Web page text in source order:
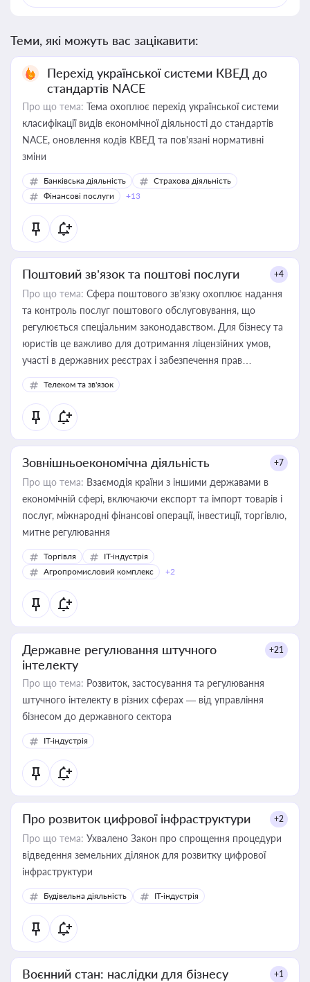
Теми, які можуть вас зацікавити:
Перехід української системи КВЕД до
стандартів NACE
Про що тема: Тема охоплює перехід української системи
класифікації видів економічної діяльності до стандартів
NACE, оновлення кодів КВЕД та пов'язані нормативні
зміни
Банківська діяльність
Страхова діяльність
Фінансові послуги
+13
Поштовий зв’язок та поштові послуги +4
Про що тема: Сфера поштового зв’язку охоплює надання
та контроль послуг поштового обслуговування, що
регулюється спеціальним законодавством. Для бізнесу та
юристів це важливо для дотримання ліцензійних умов,
участі в державних реєстрах і забезпечення прав
споживачів.
Телеком та зв'язок
Зовнішньоекономічна діяльність +7
Про що тема: Взаємодія країни з іншими державами в
економічній сфері, включаючи експорт та імпорт товарів і
послуг, міжнародні фінансові операції, інвестиції, торгівлю,
митне регулювання
Торгівля
IT-індустрія
Агропромисловий комплекс
+2
Державне регулювання штучного
інтелекту
+21
Про що тема: Розвиток, застосування та регулювання
штучного інтелекту в різних сферах — від управління
бізнесом до державного сектора
IT-індустрія
Про розвиток цифрової інфраструктури +2
Про що тема: Ухвалено Закон про спрощення процедури
відведення земельних ділянок для розвитку цифрової
інфраструктури
Будівельна діяльність IT-індустрія
Воєнний стан: наслідки для бізнесу +1